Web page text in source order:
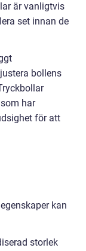
är vanligtvis
set innan de
bollens
har
för att
kan
storlek